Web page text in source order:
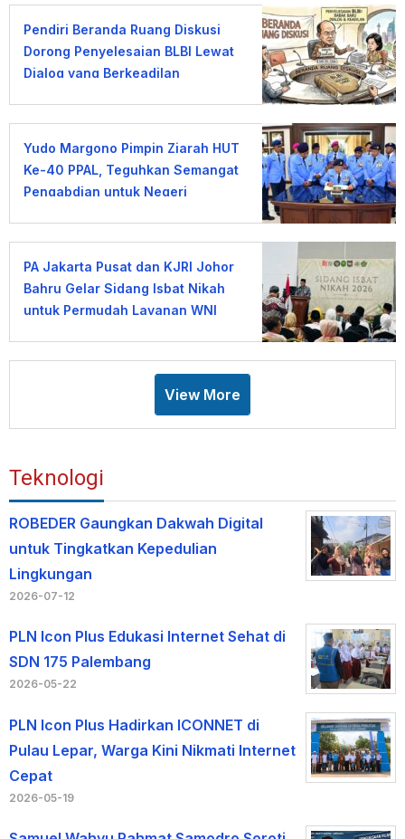
Pendiri Beranda Ruang Diskusi
Dorong Penyelesaian BLBI Lewat
Dialog yang Berkeadilan
Yudo Margono Pimpin Ziarah HUT
Ke-40 PPAL, Teguhkan Semangat
Pengabdian untuk Negeri
PA Jakarta Pusat dan KJRI Johor
Bahru Gelar Sidang Isbat Nikah
untuk Permudah Layanan WNI
View More
Teknologi
ROBEDER Gaungkan Dakwah Digital
untuk Tingkatkan Kepedulian
Lingkungan
2026-07-12
PLN Icon Plus Edukasi Internet Sehat di
SDN 175 Palembang
2026-05-22
PLN Icon Plus Hadirkan ICONNET di
Pulau Lepar, Warga Kini Nikmati Internet
Cepat
2026-05-19